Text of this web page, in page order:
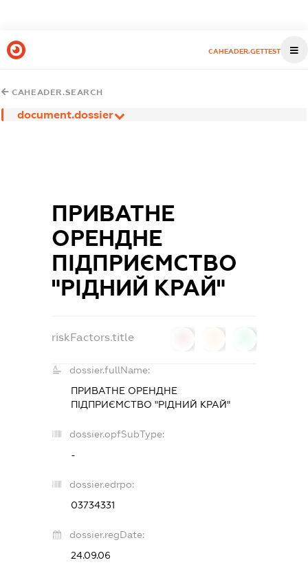
CAHEADER.GETTEST
CAHEADER.SEARCH
document.dossier
ПРИВАТНЕ
ОРЕНДНЕ
ПІДПРИЄМСТВО
"РІДНИЙ КРАЙ"
riskFactors.title
dossier.fullName:
ПРИВАТНЕ ОРЕНДНЕ
ПІДПРИЄМСТВО "РІДНИЙ КРАЙ"
dossier.opfSubType:
-
dossier.edrpo:
03734331
dossier.regDate:
24.09.06